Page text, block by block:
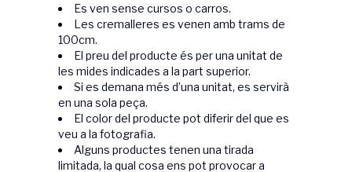
Es ven sense cursos o carros.
Les cremalleres es venen amb trams de
100cm.
El preu del producte és per una unitat de
les mides indicades a la part superior.
Si es demana més d’una unitat, es servirà
en una sola peça.
El color del producte pot diferir del que es
veu a la fotografia.
Alguns productes tenen una tirada
limitada, la qual cosa ens pot provocar a